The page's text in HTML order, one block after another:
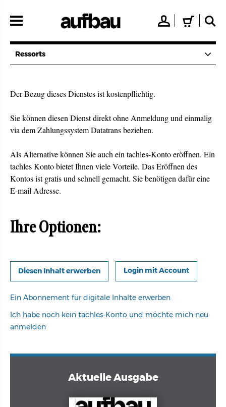
zum
👤 🛒 🔍
Ressorts
Der Bezug dieses Dienstes ist kostenpflichtig.
Sie können diesen Dienst direkt ohne Anmeldung und einmalig
via dem Zahlungssystem Datatrans beziehen.
Als Alternative können Sie auch ein tachles-Konto eröffnen. Ein
tachles Konto bietet Ihnen viele Vorteile. Das Eröffnen des
Kontos ist gratis und schnell gemacht. Sie benötigen dafür eine
E-mail Adresse.
Ihre Optionen:
Login mit Account
Ein Abonnement für digitale Inhalte erwerben
Ich habe noch kein tachles-Konto und möchte mich neu
anmelden
Aktuelle Ausgabe